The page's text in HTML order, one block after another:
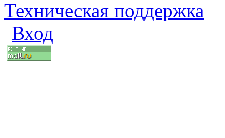
Техническая поддержка
Вход